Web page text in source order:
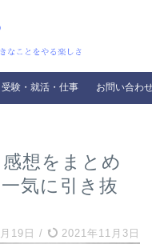
受験・就活・仕事 お問い合わ
想をまとめ
気に引き抜
19日 / 2021年11月3日